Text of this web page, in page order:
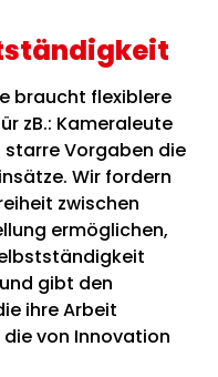
braucht flexiblere
zB.: Kameraleute
starre Vorgaben die
Wir fordern
zwischen
ermöglichen,
gibt den
ihre Arbeit
von Innovation